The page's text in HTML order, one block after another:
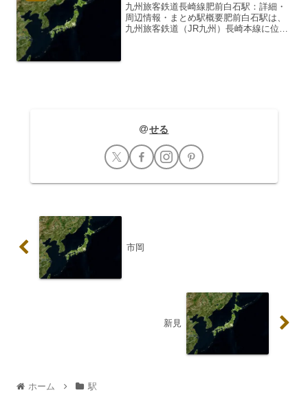
九州旅客鉄道長崎線肥前白石駅：詳細・
周辺情報・まとめ駅概要肥前白石駅は、
九州旅客鉄道（JR九州）長崎本線に位置
せる
市岡
新見
ホーム 駅